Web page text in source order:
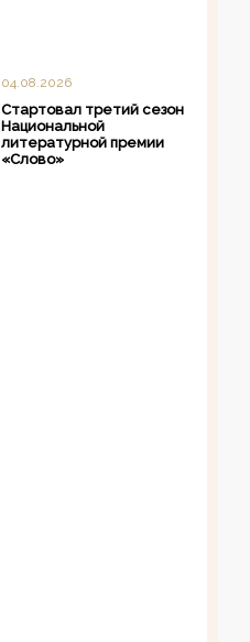
04.08.2026
Стартовал третий сезон
Национальной
литературной премии
«Слово»